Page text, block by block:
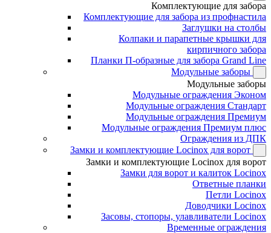
Комплектующие для забора
Комплектующие для забора из профнастила
Заглушки на столбы
Колпаки и парапетные крышки для
кирпичного забора
Планки П-образные для забора Grand Line
Модульные заборы
Модульные заборы
Модульные ограждения Эконом
Модульные ограждения Стандарт
Модульные ограждения Премиум
Модульные ограждения Премиум плюс
Ограждения из ДПК
Замки и комплектующие Locinox для ворот
Замки и комплектующие Locinox для ворот
Замки для ворот и калиток Locinox
Ответные планки
Петли Locinox
Доводчики Locinox
Засовы, стопоры, улавливатели Locinox
Временные ограждения